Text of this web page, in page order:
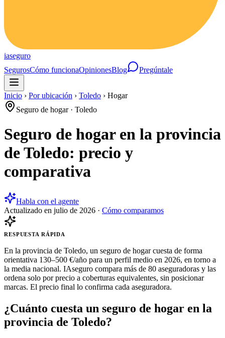
iaseguro
SegurosCómo funcionaOpinionesBlog Pregúntale
Inicio › Por ubicación › Toledo › Hogar
Seguro de hogar· Toledo
Seguro de hogar en la provincia
de Toledo: precio y
comparativa
Habla con el agente
Actualizado en julio de 2026 · Cómo comparamos
RESPUESTA RÁPIDA
En la provincia de Toledo, un seguro de hogar cuesta de forma
orientativa 130–500 €/año para un perfil medio en 2026, en torno a
la media nacional. IAseguro compara más de 80 aseguradoras y las
ordena solo por precio a coberturas equivalentes, sin posicionar
marcas. El precio final lo confirma cada aseguradora.
¿Cuánto cuesta un seguro de hogar en la
provincia de Toledo?